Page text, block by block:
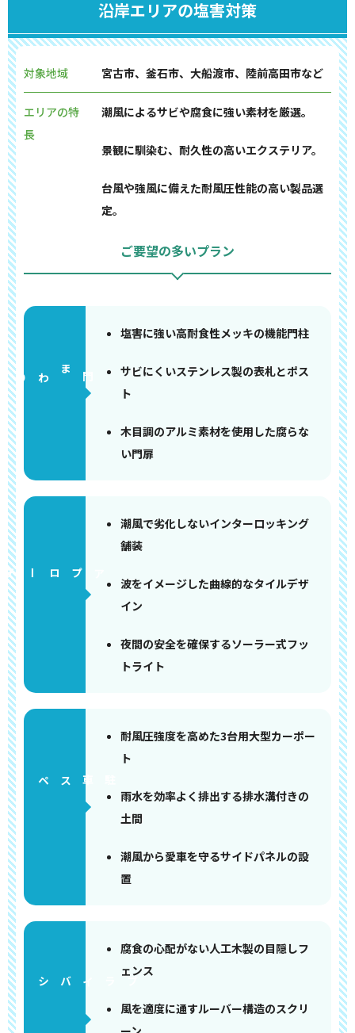
沿岸エリアの塩害対策
対象地域 宮古市、釜石市、大船渡市、陸前高田市など
エリアの特
長
潮風によるサビや腐食に強い素材を厳選。
景観に馴染む、耐久性の高いエクステリア。
台風や強風に備えた耐風圧性能の高い製品選
定。
ご要望の多いプラン
門まわり
塩害に強い高耐食性メッキの機能門柱
サビにくいステンレス製の表札とポス
ト
木目調のアルミ素材を使用した腐らな
い門扉
アプローチ
潮風で劣化しないインターロッキング
舗装
波をイメージした曲線的なタイルデザ
イン
夜間の安全を確保するソーラー式フッ
トライト
耐風圧強度を高めた3台用大型カーポー
ト
雨水を効率よく排出する排水溝付きの
土間
潮風から愛車を守るサイドパネルの設
置
腐食の心配がない人工木製の目隠しフ
ェンス
風を適度に通すルーバー構造のスクリ